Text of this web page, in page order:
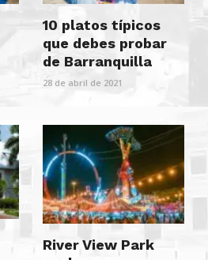
10 platos típicos
que debes probar
de Barranquilla
28 de abril de 2021
River View Park